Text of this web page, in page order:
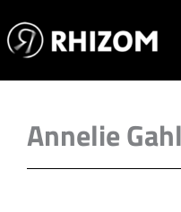
to
content
Annelie Gahl